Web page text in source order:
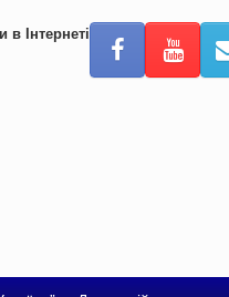
в Інтернеті